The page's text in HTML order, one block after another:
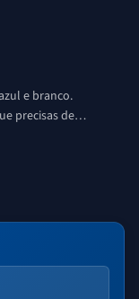
e branco.
precisas de